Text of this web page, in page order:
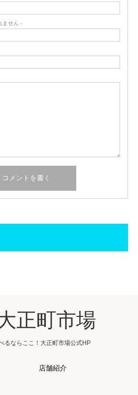
ません -
正町市場
るならここ！大正町市場公式HP
店舗紹介